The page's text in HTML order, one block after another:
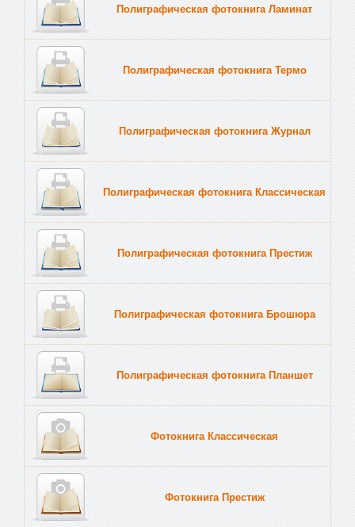
Полиграфическая фотокнига Ламинат
Полиграфическая фотокнига Термо
Полиграфическая фотокнига Журнал
Полиграфическая фотокнига Классическая
Полиграфическая фотокнига Престиж
Полиграфическая фотокнига Брошюра
Полиграфическая фотокнига Планшет
Фотокнига Классическая
Фотокнига Престиж